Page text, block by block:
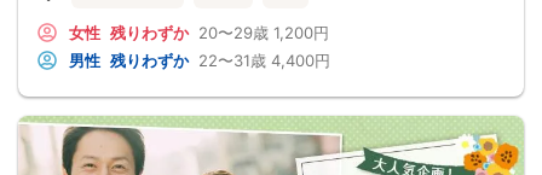
女性 残りわずか 20〜29歳 1,200円
男性 残りわずか 22〜31歳 4,400円